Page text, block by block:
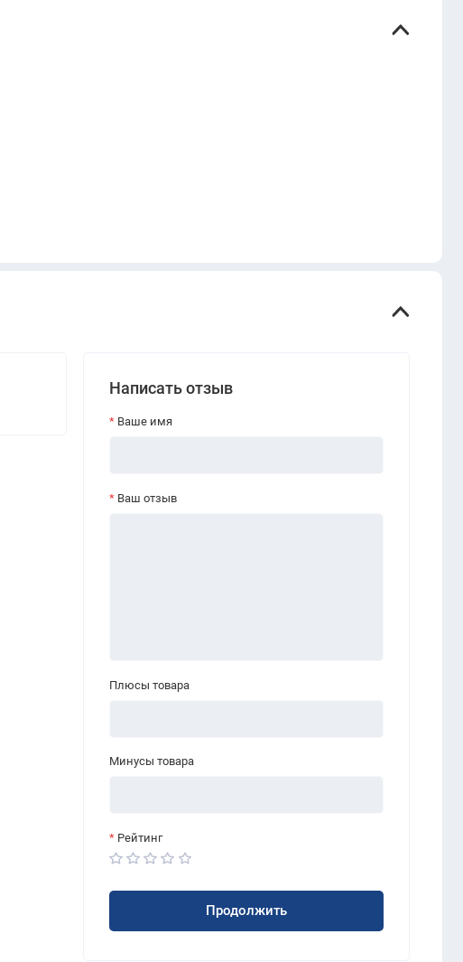
Написать отзыв
Ваше имя
Ваш отзыв
Плюсы товара
Минусы товара
Рейтинг
Продолжить